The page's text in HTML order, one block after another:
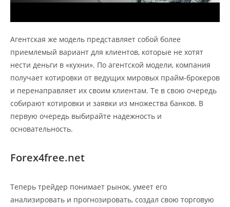
Агентская же модель представляет собой более
приемлемый вариант для клиентов, которые не хотят
нести деньги в «кухни». По агентской модели, компания
получает котировки от ведущих мировых прайм-брокеров
и перенаправляет их своим клиентам. Те в свою очередь
собирают котировки и заявки из множества банков. В
первую очередь выбирайте надежность и
основательность.
Forex4free.net
Теперь трейдер понимает рынок, умеет его
анализировать и прогнозировать, создал свою торговую